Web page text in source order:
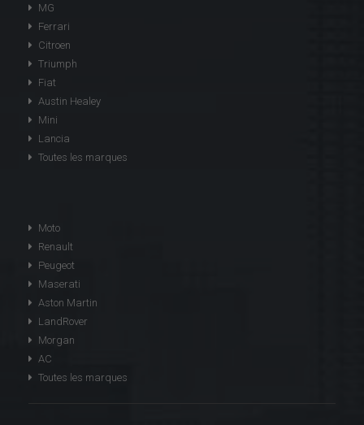
MG
Ferrari
Citroen
Triumph
Fiat
Austin Healey
Mini
Lancia
Toutes les marques
Moto
Renault
Peugeot
Maserati
Aston Martin
LandRover
Morgan
AC
Toutes les marques